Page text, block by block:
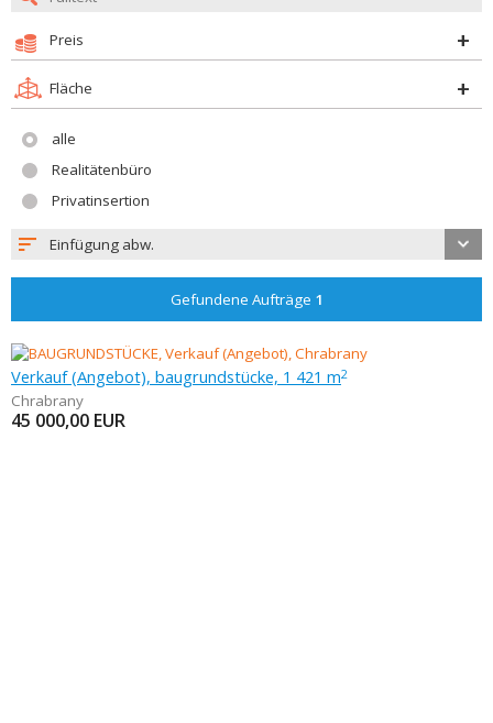
Preis
Fläche
alle
Realitätenbüro
Privatinsertion
Einfügung abw.
Gefundene Aufträge 1
Verkauf (Angebot), baugrundstücke, 1 421 m2
Chrabrany
45 000,00 EUR